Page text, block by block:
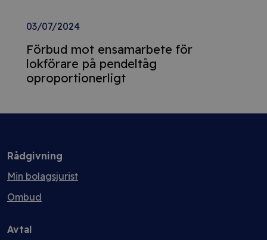
03/07/2024
Förbud mot ensamarbete för
lokförare på pendeltåg
oproportionerligt
Rådgivning
Min bolagsjurist
Ombud
Avtal